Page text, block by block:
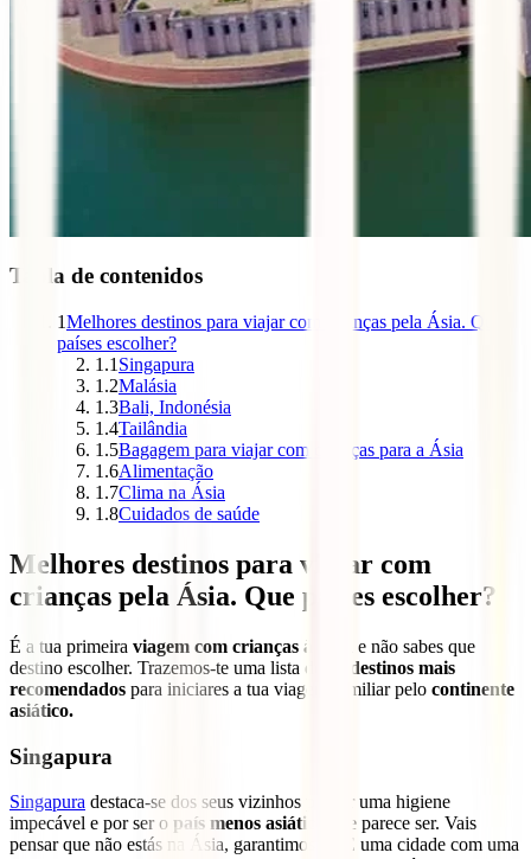
Tabla de contenidos
1Melhores destinos para viajar com crianças pela Ásia. Que
países escolher?
1.1 Singapura
1.2Malásia
1.3Bali, Indonésia
1.4Tailândia
1.5Bagagem para viajar com crianças para a Ásia
1.6Alimentação
1.7Clima na Ásia
1.8Cuidados de saúde
Melhores destinos para viajar com
crianças pela Ásia. Que países escolher?
É a tua primeira viagem com crianças à Ásia
e não sabes que
destino escolher. Trazemos-te uma lista dos
4 destinos mais
recomendados para iniciares a tua viagem familiar pelo continente
asiático.
Singapura
Singapura destaca-se dos seus vizinhos por ter uma higiene
impecável e por ser o país menos asiático
que parece ser. Vais
pensar que não estás na Ásia, garantimos-te. É uma cidade com uma